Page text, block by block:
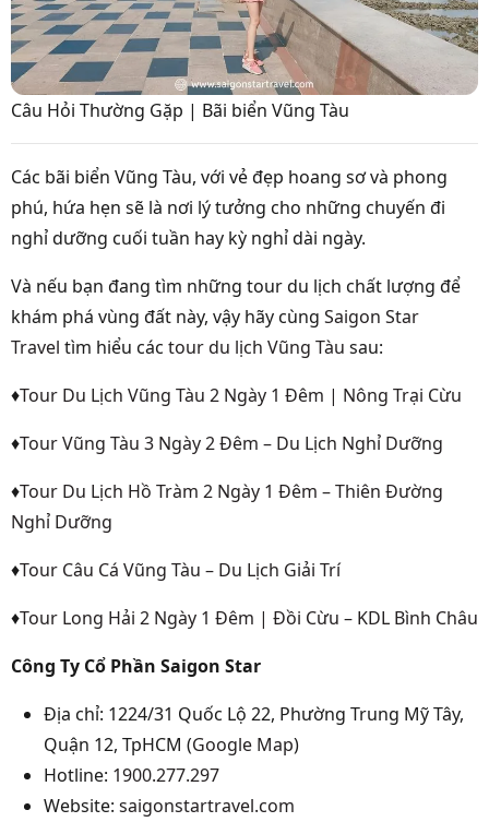
Câu Hỏi Thường Gặp | Bãi biển Vũng Tàu
Các bãi biển Vũng Tàu, với vẻ đẹp hoang sơ và phong
phú, hứa hẹn sẽ là nơi lý tưởng cho những chuyến đi
nghỉ dưỡng cuối tuần hay kỳ nghỉ dài ngày.
Và nếu bạn đang tìm những tour du lịch chất lượng để
khám phá vùng đất này, vậy hãy cùng Saigon Star
Travel tìm hiểu các tour du lịch Vũng Tàu sau:
♦Tour Du Lịch Vũng Tàu 2 Ngày 1 Đêm | Nông Trại Cừu
♦Tour Vũng Tàu 3 Ngày 2 Đêm – Du Lịch Nghỉ Dưỡng
♦Tour Du Lịch Hồ Tràm 2 Ngày 1 Đêm – Thiên Đường
Nghỉ Dưỡng
♦Tour Câu Cá Vũng Tàu – Du Lịch Giải Trí
♦Tour Long Hải 2 Ngày 1 Đêm | Đồi Cừu – KDL Bình Châu
Công Ty Cổ Phần Saigon Star
Địa chỉ: 1224/31 Quốc Lộ 22, Phường Trung Mỹ Tây,
Quận 12, TpHCM (Google Map)
Hotline: 1900.277.297
Website: saigonstartravel.com